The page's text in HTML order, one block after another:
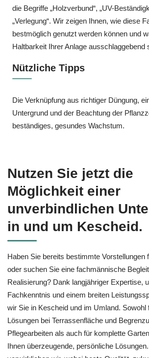
die Begriffe „Holzverbund“, „UV-
„Verlegung“. Wir zeigen Ihnen, wie diese
bestmöglich genutzt werden können und
Haltbarkeit Ihrer Anlage ausschlaggebend
Nützliche Tipps
Die Verknüpfung aus richtiger Düngung,
Untergrund und der Beachtung der
beständiges, gesundes Wachstum.
Nutzen Sie jetzt die
Möglichkeit einer
unverbindlichen
in und um Kescheid.
Haben Sie bereits bestimmte Vorstellungen
oder suchen Sie eine fachmännische
Realisierung? Dank langjähriger Expertise,
Fachkenntnis und einem breiten
wir Sie in Kescheid und im Umland.
Lösungen bei Terrassenfläche und
Pflegearbeiten als auch für komplette
Ihnen überzeugende, persönliche